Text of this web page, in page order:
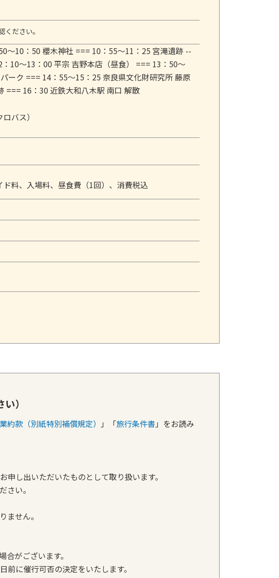
ださい。
～10：50 櫻木神社 === 10：55～11：25 宮滝遺跡 --
10～13：00 平宗 吉野本店（昼食） === 13：50～
ーク === 14：55～15：25 奈良県文化財研究所 藤原
=== 16：30 近鉄大和八木駅 南口 解散
バス）
料、入場料、昼食費（1回）、消費税込
）
約款（別紙特別補償規定） 」「旅行条件書 」をお読み
し出いただいたものとして取り扱います。
さい。
ません。
がございます。
前に催行可否の決定をいたします。